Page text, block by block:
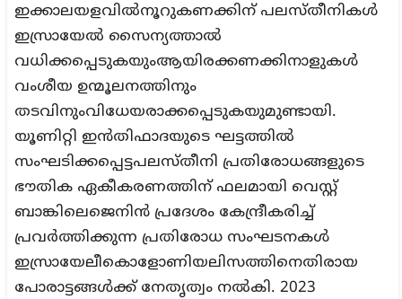
ഇക്കാലയളവില്‍നൂറുകണക്കിന് പലസ്തീനികള്‍
ഇസ്രായേല്‍ സൈന്യത്താല്‍
വധിക്കപ്പെടുകയുംആയിരക്കണക്കിനാളുകള്‍
വംശീയ ഉന്മൂലനത്തിനും
തടവിനുംവിധേയരാക്കപ്പെടുകയുമുണ്ടായി.
യൂണിറ്റി ഇന്‍തിഫാദയുടെ ഘട്ടത്തില്‍
സംഘടിക്കപ്പെട്ടപലസ്തീനി പ്രതിരോധങ്ങളുടെ
ഭൗതിക ഏകീകരണത്തിന് ഫലമായി വെസ്റ്റ്
ബാങ്കിലെജെനിന്‍ പ്രദേശം കേന്ദ്രീകരിച്ച്
പ്രവര്‍ത്തിക്കുന്ന പ്രതിരോധ സംഘടനകള്‍
ഇസ്രായേലീകൊളോണിയലിസത്തിനെതിരായ
പോരാട്ടങ്ങള്‍ക്ക് നേതൃത്വം നല്‍കി. 2023